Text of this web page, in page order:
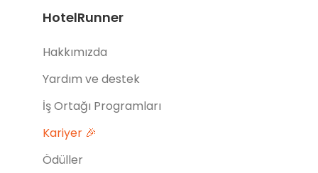
HotelRunner
Hakkımızda
Yardım ve destek
İş Ortağı Programları
Kariyer 🎉
Ödüller